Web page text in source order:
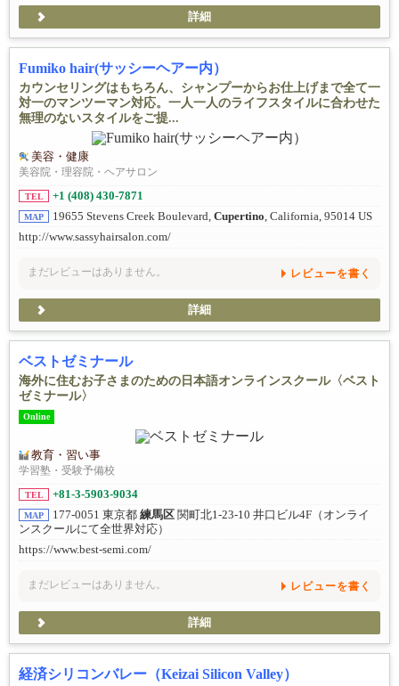
詳細
Fumiko hair(サッシーヘアー内）
カウンセリングはもちろん、シャンプーからお仕上げまで全て一
対一のマンツーマン対応。一人一人のライフスタイルに合わせた
無理のないスタイルをご提...
美容・健康
美容院・理容院・ヘアサロン
TEL +1 (408) 430-7871
MAP 19655 Stevens Creek Boulevard, Cupertino, California, 95014 US
http://www.sassyhairsalon.com/
まだレビューはありません。 レビューを書く
詳細
ベストゼミナール
海外に住むお子さまのための日本語オンラインスクール〈ベスト
ゼミナール〉
Online
教育・習い事
学習塾・受験予備校
TEL +81-3-5903​-9034
MAP 177-0051 東京都 練馬区 関町北1-23-10 井口ビル4F（オンライ
ンスクールにて全世界対応）
https://www.best-semi.com/
まだレビューはありません。 レビューを書く
詳細
経済シリコンバレー（Keizai Silicon Valley）